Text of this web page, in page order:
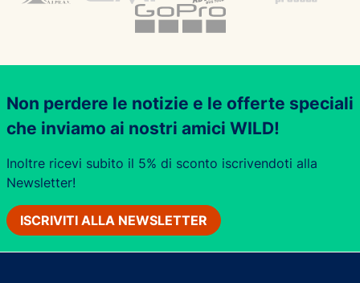
Non perdere le notizie e le offerte speciali
che inviamo ai nostri amici WILD!
Inoltre ricevi subito il 5% di sconto iscrivendoti alla
Newsletter!
ISCRIVITI ALLA NEWSLETTER